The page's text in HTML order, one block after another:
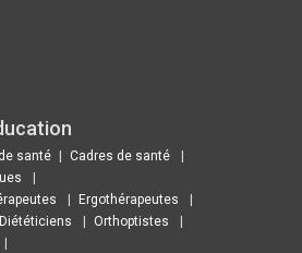
santé
Cadres de santé
Ergothérapeutes
Diététiciens
Orthoptistes